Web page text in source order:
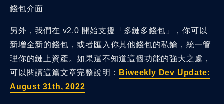
錢包介面
另外，我們在 v2.0 開始支援「多鏈多錢包」，你可以
新增全新的錢包，或者匯入你其他錢包的私鑰，統一管
理你的鏈上資產。如果還不知道這個功能的強大之處，
可以閱讀這篇文章完整說明： Biweekly Dev Update:
August 31th, 2022